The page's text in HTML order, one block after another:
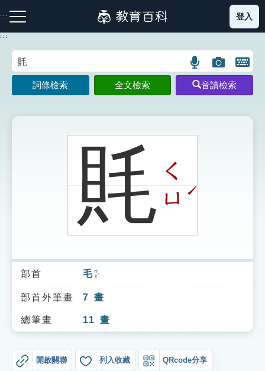
到
主
:::
注音索引圖示 筆畫索引圖示 部首索引表圖示
索引選單
知識索引
單字索引
登入
:::
語
言
搜
示
圖
片
搜
開
鍵
圖
詞條檢索 全文檢索 音讀檢索
㲘 ㄑ
ㄩˊ
部首 毛ㄇㄠˊ
部首外筆畫 7 畫
總筆畫 11 畫
開啟關聯 列入收藏 QRcode分享